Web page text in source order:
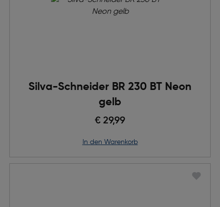
Silva-Schneider BR 230 BT Neon
gelb
€ 29,99
in den Warenkorb